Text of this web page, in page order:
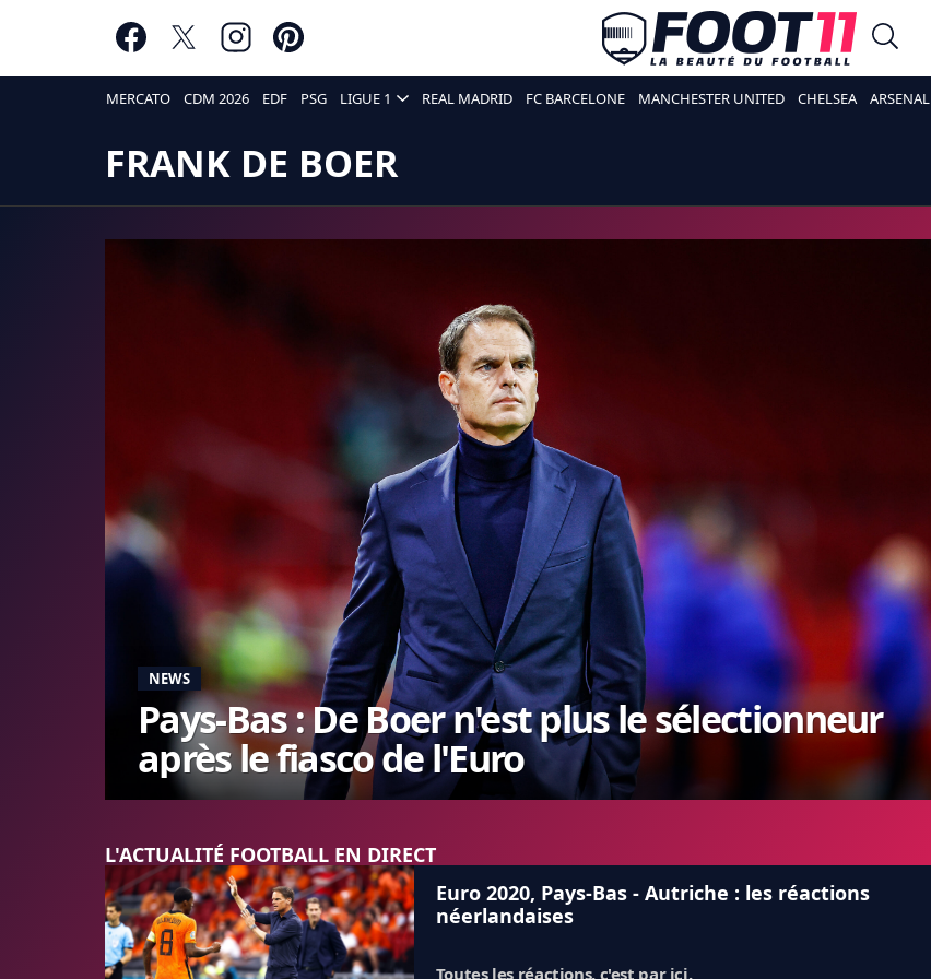
MERCATO CDM 2026 EDF PSG LIGUE 1 REAL MADRID FC BARCELONE MANCHESTER UNITED CHELSEA ARSENAL
FRANK DE BOER
NEWS
Pays-Bas : De Boer n'est plus le sélectionneur
après le fiasco de l'Euro
L'ACTUALITÉ FOOTBALL EN DIRECT
Euro 2020, Pays-Bas - Autriche : les réactions
néerlandaises
Toutes les réactions, c'est par ici.